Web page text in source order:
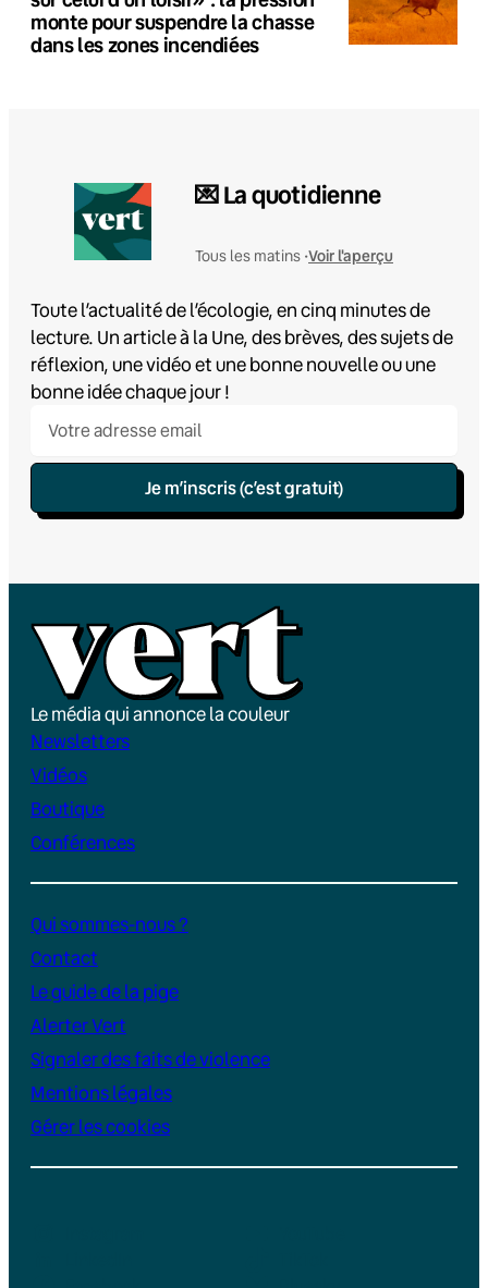
monte pour suspendre la chasse
dans les zones incendiées
💌 La quotidienne
Tous les matins •Voir l'aperçu
Toute l’actualité de l’écologie, en cinq minutes de
lecture. Un article à la Une, des brèves, des sujets de
réflexion, une vidéo et une bonne nouvelle ou une
bonne idée chaque jour !
Je m’inscris (c’est gratuit)
Le média qui annonce la couleur
Newsletters
Vidéos
Boutique
Conférences
Qui sommes-nous ?
Contact
Le guide de la pige
Alerter Vert
Signaler des faits de violence
Mentions légales
Gérer les cookies